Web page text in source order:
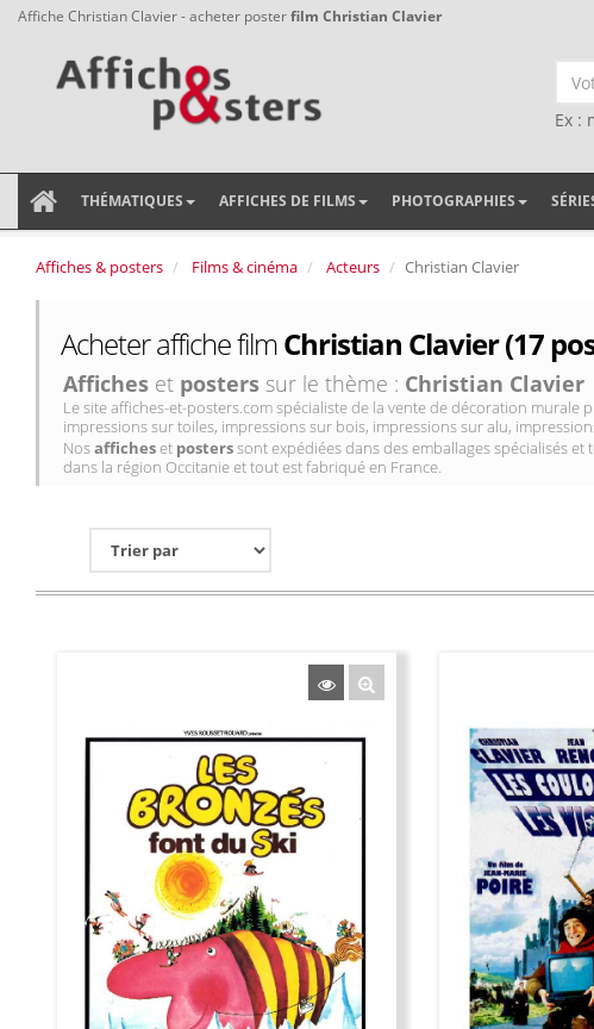
Affiche Christian Clavier - acheter posterfilm Christian Clavier
Ex :
THÉMATIQUES AFFICHES DE FILMS PHOTOGRAPHIES
Affiches & posters Films & cinéma Acteurs Christian Clavier
Acheter affiche filmChristian Clavier (17
Affiches et posters sur le thème : Christian Clavier
Le site affiches-et-posters.com spécialiste de la vente de décoration murale
impressions sur toiles, impressions sur bois, impressions sur alu,
Nosafficheset posterssont expédiées dans des emballages spécialisés
dans la région Occitanie et tout est fabriqué en France.